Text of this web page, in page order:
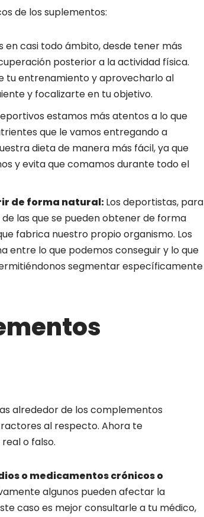
de los suplementos:
en casi todo ámbito, desde tener más
posterior a la actividad física.
tu entrenamiento y aprovecharlo al
y focalizarte en tu objetivo.
estamos más atentos a lo que
que le vamos entregando a
dieta de manera más fácil, ya que
y evita que comamos durante todo el
de forma natural:Los deportistas, para
las que se pueden obtener de forma
fabrica nuestro propio organismo. Los
entre lo que podemos conseguir y lo que
segmentar específicamente
alrededor de los complementos
al respecto. Ahora te
o falso.
o medicamentos crónicos o
algunos pueden afectar la
caso es mejor consultarle a tu médico,